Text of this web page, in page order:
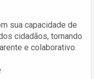
sua capacidade de
cidadãos, tornando
e colaborativo.